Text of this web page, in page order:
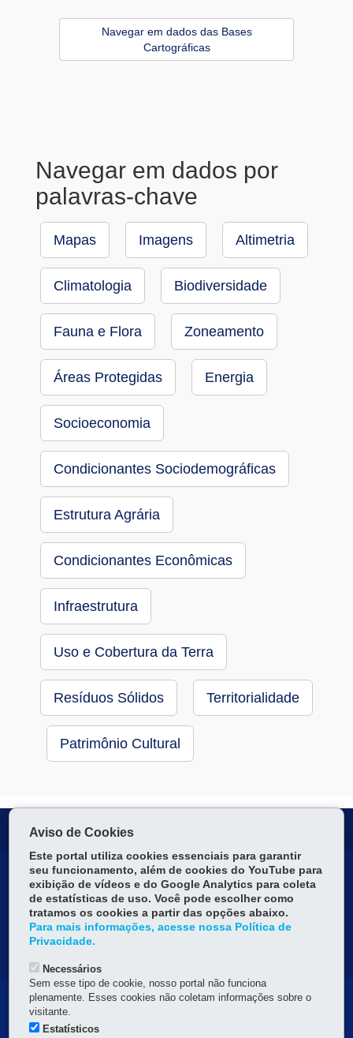
Navegar em dados das Bases
Cartográficas
Navegar em dados por
palavras-chave
Mapas Imagens Altimetria
Climatologia Biodiversidade
Fauna e Flora Zoneamento
Áreas Protegidas Energia
Socioeconomia
Condicionantes Sociodemográficas
Estrutura Agrária
Condicionantes Econômicas
Infraestrutura
Uso e Cobertura da Terra
Resíduos Sólidos Territorialidade
Patrimônio Cultural
Serviços para você!
MAPA DO SITE
DENUNCIE CORRUPÇÃO
OUVIDORIA
Navegação
Aviso de Cookies
Este portal utiliza cookies essenciais para garantir
seu funcionamento, além de cookies do YouTube para
exibição de vídeos e do Google Analytics para coleta
de estatísticas de uso. Você pode escolher como
tratamos os cookies a partir das opções abaixo.
Para mais informações, acesse nossa Política de
Privacidade.
Necessários
Sem esse tipo de cookie, nosso portal não funciona
plenamente. Esses cookies não coletam informações sobre o
visitante.
Estatísticos